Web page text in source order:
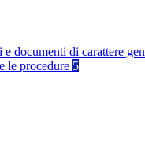
e documenti di carattere
le procedure 5